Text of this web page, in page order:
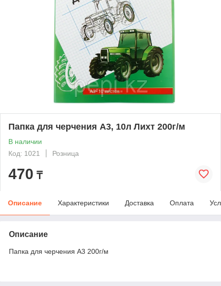
Папка для черчения А3, 10л Лихт 200г/м
В наличии
Код: 1021
Розница
470 ₸
Описание Характеристики Доставка Оплата
Описание
Папка для черчения А3 200г/м